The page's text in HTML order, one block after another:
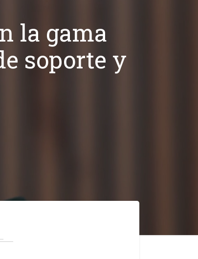
la gama
soporte y